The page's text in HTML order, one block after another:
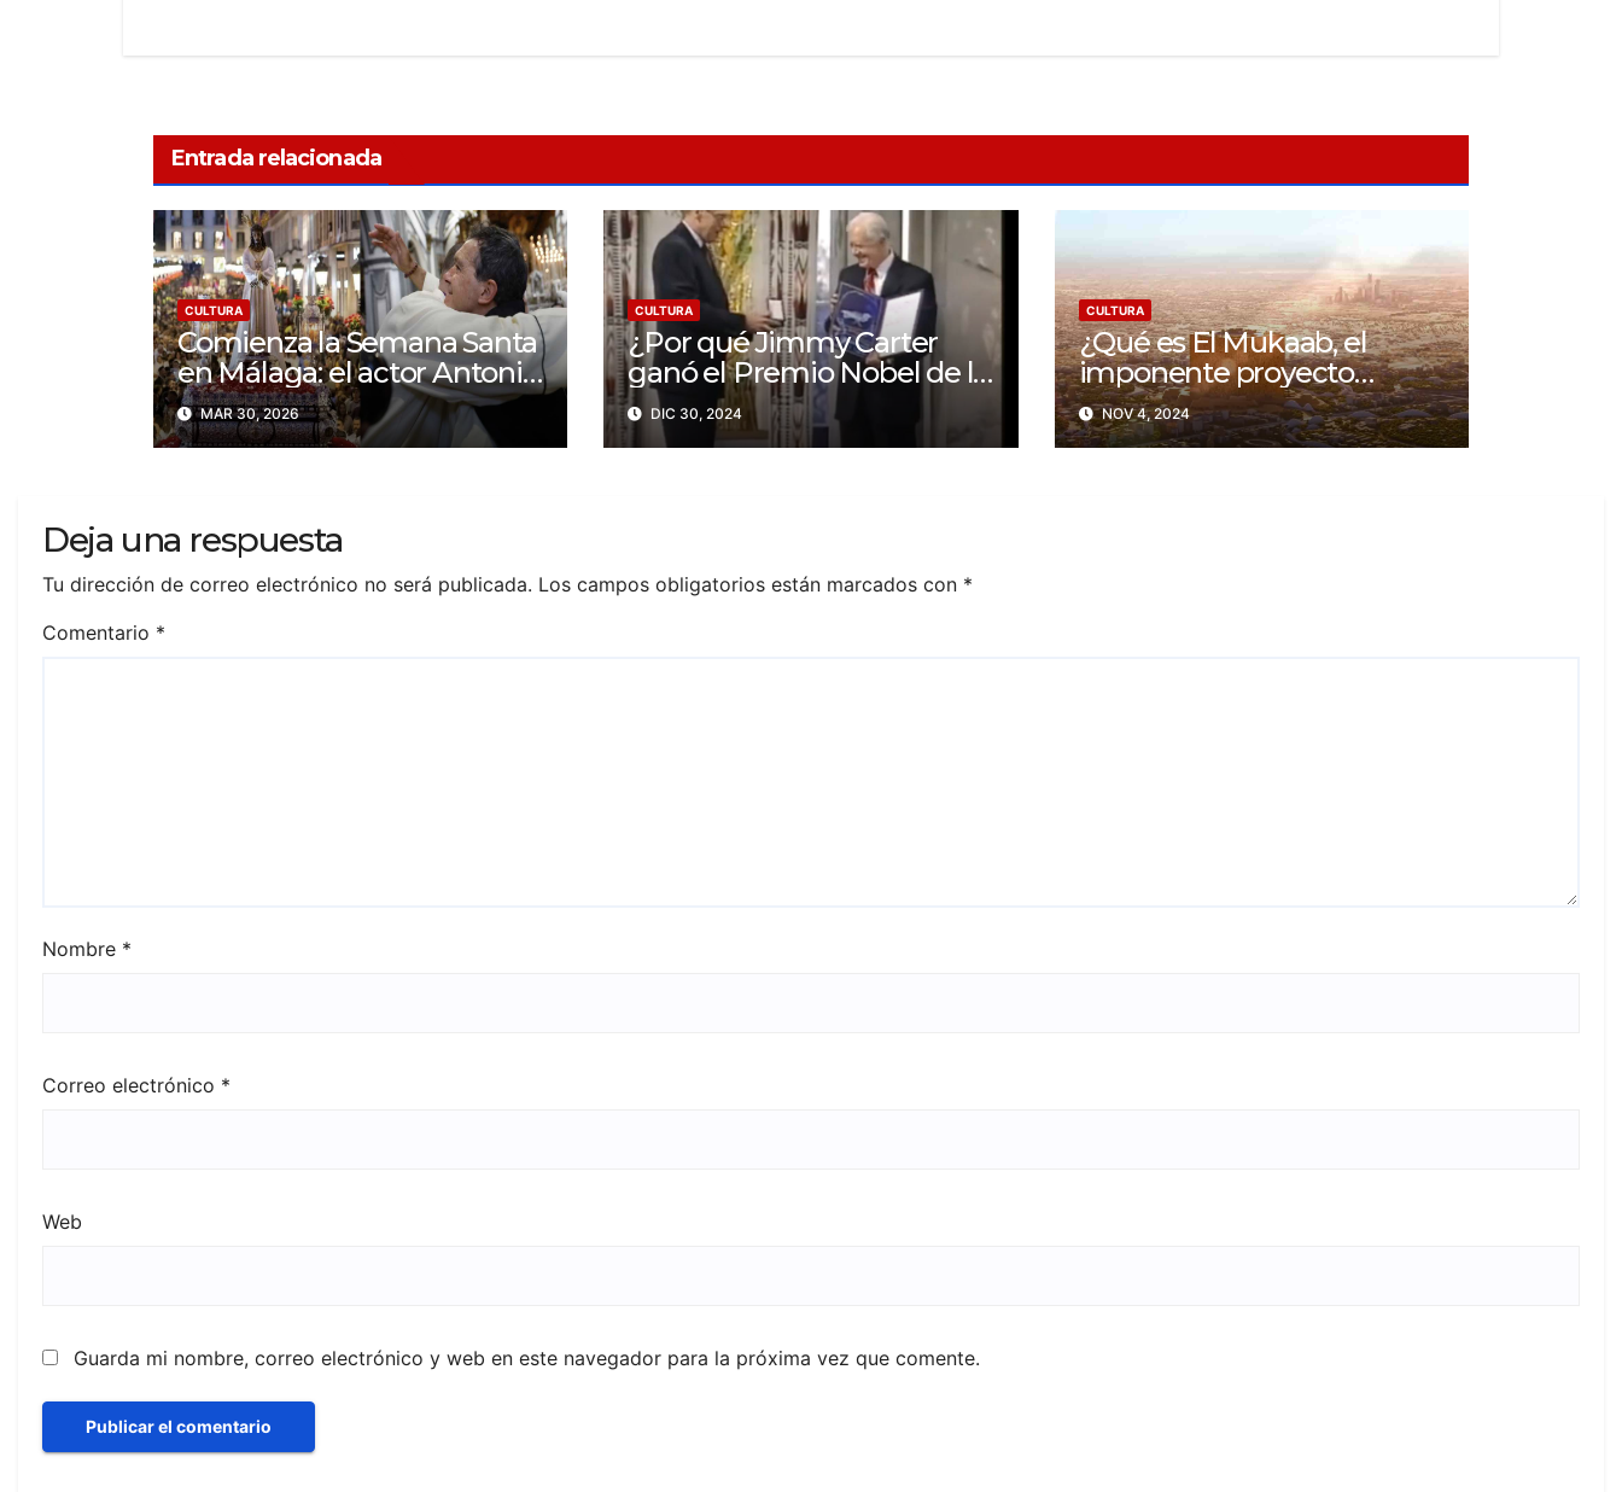
Entrada relacionada
CULTURA
Comienza la Semana Santa
en Málaga: el actor Antonio
Banderas se une a la
celebración
MAR 30, 2026
CULTURA
¿Por qué Jimmy Carter
ganó el Premio Nobel de la
Paz?
DIC 30, 2024
CULTURA
¿Qué es El Mukaab, el
imponente proyecto
arquitectónico en Arabia
Saudí?
NOV 4, 2024
Deja una respuesta
Tu dirección de correo electrónico no será publicada. Los campos obligatorios están marcados con *
Comentario *
Nombre *
Correo electrónico *
Web
Guarda mi nombre, correo electrónico y web en este navegador para la próxima vez que comente.